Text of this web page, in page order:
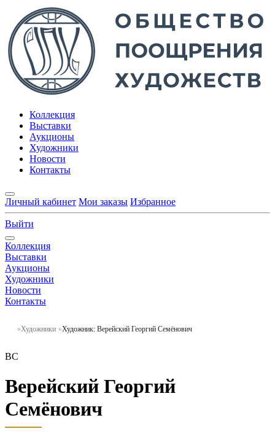
Коллекция
Выставки
Аукционы
Художники
Новости
Контакты
Личный кабинет Мои заказы Избранное
Выйти
Коллекция
Выставки
Аукционы
Художники
Новости
Контакты
Художники Художник: Верейский Георгий Семёнович
ВС
Верейский Георгий
Семёнович